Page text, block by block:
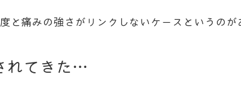
と痛みの強さがリンクしないケースというのが
れてきた…